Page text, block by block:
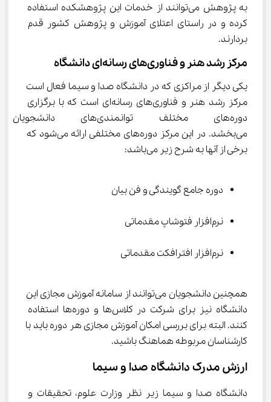
به پژوهش می‌توانند از خدمات این پژوهشکده استفاده
کرده و در راستای اعتلای آموزش و پژوهش کشور قدم
بردارند.
مرکز رشد هنر و فناوری‌های رسانه‌ای دانشگاه
یکی دیگر از مراکزی که در دانشگاه صدا و سیما فعال است
مرکز رشد هنر و فناوری‌های رسانه‌ای است که با برگزاری
دوره‌های مختلف
می‌بخشد. در این مرکز دوره‌های مختلفی ارائه می‌شود که
برخی از آنها به شرح زیر می‌باشد:
دوره جامع گویندگی و فن بیان
نرم‌افزار فتوشاپ مقدماتی
نرم‌افزار افترافکت مقدماتی
همچنین دانشجویان می‌توانند از سامانه آموزش مجازی این
دانشگاه نیز برای شرکت در کلاس‌ها و دوره‌ها استفاده
کنند. البته برای بررسی امکان آموزش مجازی هر دوره باید با
کارشناسان مربوطه هماهنگ باشید.
ارزش مدرک دانشگاه صدا و سیما
دانشگاه صدا و سیما زیر نظر وزارت علوم، تحقیقات و